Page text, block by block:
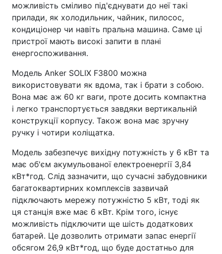
можливість сміливо під'єднувати до неї такі
прилади, як холодильник, чайник, пилосос,
кондиціонер чи навіть пральна машина. Саме ці
пристрої мають високі запити в плані
енергоспоживання.
Модель Anker SOLIX F3800 можна
використовувати як вдома, так і брати з собою.
Вона має аж 60 кг ваги, проте досить компактна
і легко транспортується завдяки вертикальній
конструкції корпусу. Також вона має зручну
ручку і чотири коліщатка.
Модель забезпечує вихідну потужність у 6 кВт та
має об'єм акумульованої електроенергії 3,84
кВт*год. Слід зазначити, що сучасні забудовники
багатоквартирних комплексів зазвичай
підключають мережу потужністю 5 кВт, тоді як
ця станція вже має 6 кВт. Крім того, існує
можливість підключити ще шість додаткових
батарей. Це дозволить отримати запас енергії
обсягом 26,9 кВт*год, що буде достатньо для